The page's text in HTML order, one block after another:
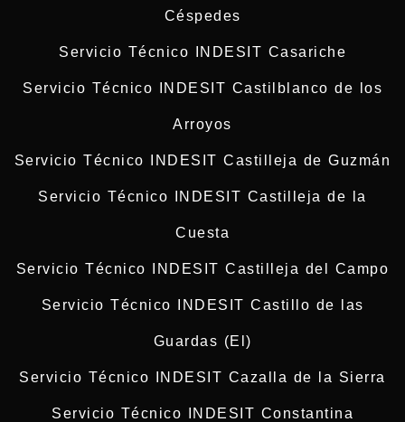
Céspedes
Servicio Técnico INDESIT Casariche
Servicio Técnico INDESIT Castilblanco de los
Arroyos
Servicio Técnico INDESIT Castilleja de Guzmán
Servicio Técnico INDESIT Castilleja de la
Cuesta
Servicio Técnico INDESIT Castilleja del Campo
Servicio Técnico INDESIT Castillo de las
Guardas (El)
Servicio Técnico INDESIT Cazalla de la Sierra
Servicio Técnico INDESIT Constantina